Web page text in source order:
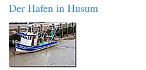
Der Hafen in Husum